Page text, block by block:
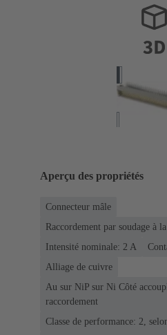
Aperçu des propriétés
Connecteur mâle
Raccordement par soudage à
Intensité nominale: ‌2 A
Alliage de cuivre
Au sur NiP sur Ni Côté
raccordement
Classe de performance: 2,